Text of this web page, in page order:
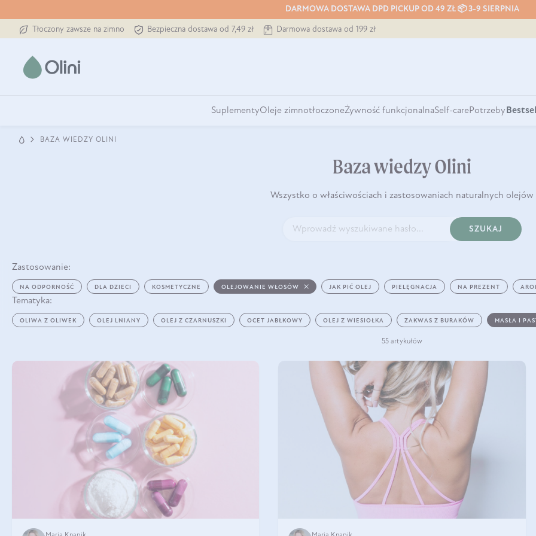
DARMOWA DOSTAWA DPD PICKUP OD 49 ZŁ 📦 3-9 SIERPNIA
Tłoczony zawsze na zimno Bezpieczna dostawa od 7,49 zł Darmowa dostawa od 199 zł
SuplementyOleje zimnotłoczoneŻywność funkcjonalnaSelf-carePotrzeby
BAZA WIEDZY OLINI
Baza wiedzy Olini
Wszystko o właściwościach i zastosowaniach naturalnych olejów
SZUKAJ
Zastosowanie:
NA ODPORNOŚĆ DLA DZIECI KOSMETYCZNE OLEJOWANIE WŁOSÓW JAK PIĆ OLEJ PIELĘGNACJA NA PREZENT
Tematyka:
OLIWA Z OLIWEK OLEJ LNIANY OLEJ Z CZARNUSZKI OCET JABŁKOWY OLEJ Z WIESIOŁKA ZAKWAS Z BURAKÓW MASŁA I
55 artykułów